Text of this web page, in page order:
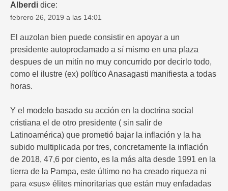
Alberdi dice:
febrero 26, 2019 a las 14:01
El auzolan bien puede consistir en apoyar a un
presidente autoproclamado a sí mismo en una plaza
despues de un mitín no muy concurrido por decirlo todo,
como el ilustre (ex) político Anasagasti manifiesta a todas
horas.
Y el modelo basado su acción en la doctrina social
cristiana el de otro presidente ( sin salir de
Latinoamérica) que prometió bajar la inflación y la ha
subido multiplicada por tres, concretamente la inflación
de 2018, 47,6 por ciento, es la más alta desde 1991 en la
tierra de la Pampa, este último no ha creado riqueza ni
para «sus» élites minoritarias que están muy enfadadas